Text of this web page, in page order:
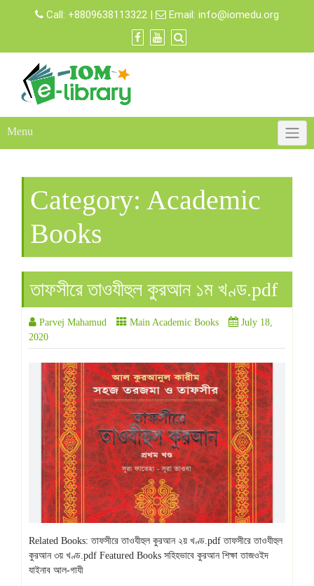
Call: +8809638113322 | Email: info@iomedu.org
Menu
Category: Academic
Books
তাফসীরে তাওযীহুল কুরআন ১ম খণ্ড.pdf
Parvej Mahamud Main Academic Books
July 18,
2020
Related Books: তাফসীরে তাওযীহুল কুরআন ২য় খণ্ড.pdf তাফসীরে তাওযীহুল
কুরআন ৩য় খণ্ড.pdf Featured Books সহিহভাবে কুরআন শিক্ষা তাজওইদ
যাইনাব আল-গাযী